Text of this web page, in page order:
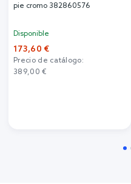
pie cromo 382860576
Disponible
173,60 €
Precio de catálogo:
389,00 €